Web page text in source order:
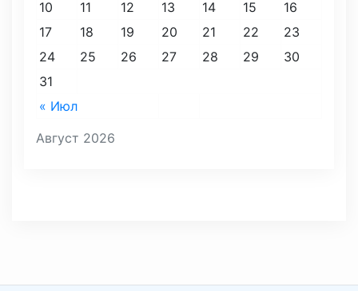
Август 2026
« Июл
10
11 12 13 14 15
16
17
18 19 20 21 22
23
24
25 26 27 28 29
30
31